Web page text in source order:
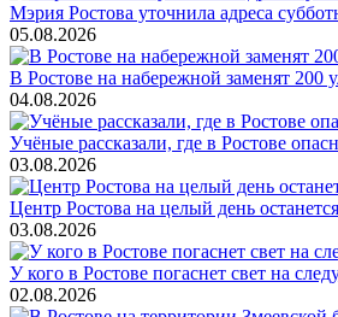
Мэрия Ростова уточнила адреса
05.08.2026
В Ростове на набережной заменят 200
04.08.2026
Учёные рассказали, где в Ростове
03.08.2026
Центр Ростова на целый день
03.08.2026
У кого в Ростове погаснет свет на
02.08.2026